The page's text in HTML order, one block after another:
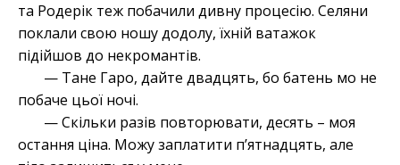
та Родерік теж побачили дивну процесію. Селяни
поклали свою ношу додолу, їхній ватажок
підійшов до некромантів.
— Тане Гаро, дайте двадцять, бо батень мо не
побаче цьої ночі.
— Скільки разів повторювати, десять – моя
остання ціна. Можу заплатити п’ятнадцять, але